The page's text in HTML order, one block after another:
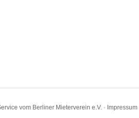
vom Berliner Mieterverein e.V. · Impressum